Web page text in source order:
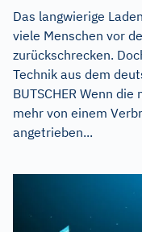
Das langwierige
viele Menschen vor
zurückschrecken.
Technik aus dem
BUTSCHER Wenn
mehr von einem
angetrieben...